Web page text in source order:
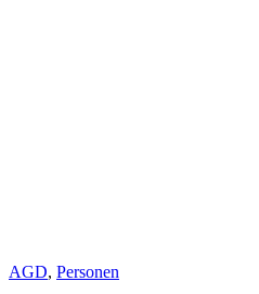
AGD, Personen